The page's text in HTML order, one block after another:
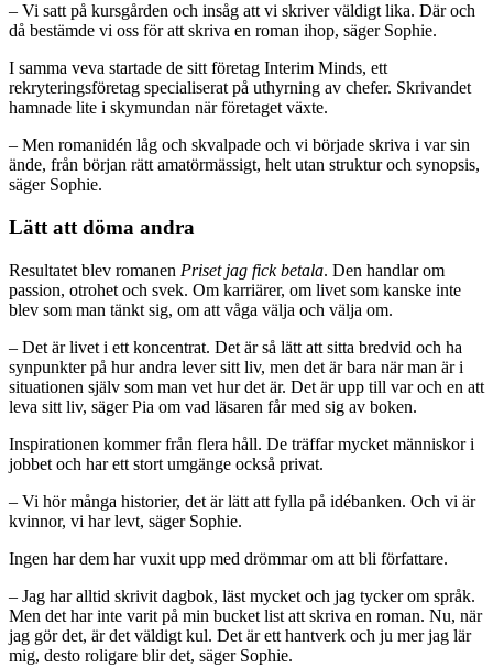
– Vi satt på kursgården och insåg att vi skriver väldigt lika. Där och
då bestämde vi oss för att skriva en roman ihop, säger Sophie.
I samma veva startade de sitt företag Interim Minds, ett
rekryteringsföretag specialiserat på uthyrning av chefer. Skrivandet
hamnade lite i skymundan när företaget växte.
– Men romanidén låg och skvalpade och vi började skriva i var sin
ände, från början rätt amatörmässigt, helt utan struktur och synopsis,
säger Sophie.
Lätt att döma andra
Resultatet blev romanen Priset jag fick betala. Den handlar om
passion, otrohet och svek. Om karriärer, om livet som kanske inte
blev som man tänkt sig, om att våga välja och välja om.
– Det är livet i ett koncentrat. Det är så lätt att sitta bredvid och ha
synpunkter på hur andra lever sitt liv, men det är bara när man är i
situationen själv som man vet hur det är. Det är upp till var och en att
leva sitt liv, säger Pia om vad läsaren får med sig av boken.
Inspirationen kommer från flera håll. De träffar mycket människor i
jobbet och har ett stort umgänge också privat.
– Vi hör många historier, det är lätt att fylla på idébanken. Och vi är
kvinnor, vi har levt, säger Sophie.
Ingen har dem har vuxit upp med drömmar om att bli författare.
– Jag har alltid skrivit dagbok, läst mycket och jag tycker om språk.
Men det har inte varit på min bucket list att skriva en roman. Nu, när
jag gör det, är det väldigt kul. Det är ett hantverk och ju mer jag lär
mig, desto roligare blir det, säger Sophie.